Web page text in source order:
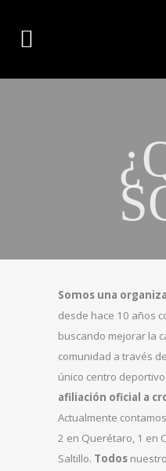
Somos una
desde hace 10 años
buscando mejorar la
comunidad a través
único centro
afiliación oficial a
Actualmente
2 en Querétaro, 1 en
Saltillo. Todos